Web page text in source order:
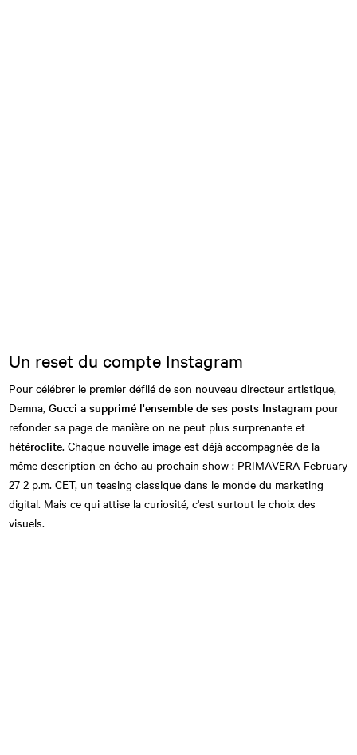
Un reset du compte Instagram
Pour célébrer le premier défilé de son nouveau directeur artistique,
Demna,Gucci a supprimé l'ensemble de ses posts Instagram pour
refonder sa page de manière on ne peut plus surprenante et
hétéroclite. Chaque nouvelle image est déjà accompagnée de la
même description en écho au prochain show : PRIMAVERA February
27 2 p.m. CET, un teasing classique dans le monde du marketing
digital. Mais ce qui attise la curiosité, c'est surtout le choix des
visuels.